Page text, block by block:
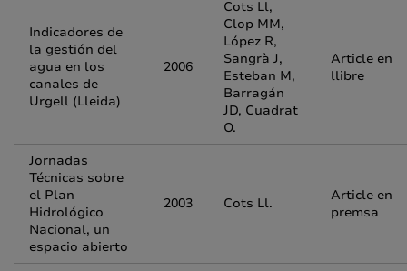
Indicadores de
la gestión del
agua en los
canales de
Urgell (Lleida)
2006
Cots Ll,
Clop MM,
López R,
Sangrà J,
Esteban M,
Barragán
JD, Cuadrat
O.
Article en
llibre
Jornadas
Técnicas sobre
el Plan
Hidrológico
Nacional, un
espacio abierto
2003 Cots Ll.
Article en
premsa